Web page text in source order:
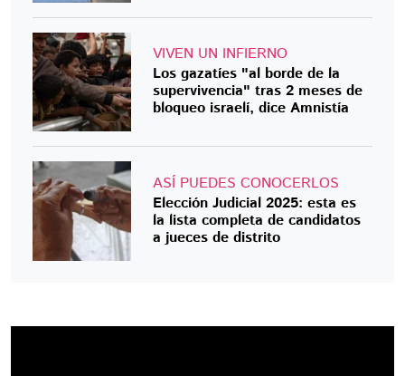
VIVEN UN INFIERNO
Los gazatíes "al borde de la
supervivencia" tras 2 meses de
bloqueo israelí, dice Amnistía
ASÍ PUEDES CONOCERLOS
Elección Judicial 2025: esta es
la lista completa de candidatos
a jueces de distrito